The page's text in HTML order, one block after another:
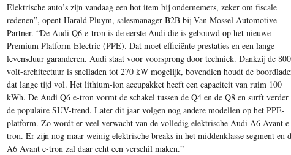
Elektrische auto’s zijn vandaag een hot item bij ondernemers, zeker om fiscale
redenen”, opent Harald Pluym, salesmanager B2B bij Van Mossel Automotive
Partner. “De Audi Q6 e-tron is de eerste Audi die is gebouwd op het nieuwe
Premium Platform Electric (PPE). Dat moet efficiënte prestaties en een lange
levensduur garanderen. Audi staat voor voorsprong door techniek. Dankzij de 800
volt-architectuur is snelladen tot 270 kW mogelijk, bovendien houdt de
dat lange tijd vol. Het lithium-ion accupakket heeft een capaciteit van ruim 100
kWh. De Audi Q6 e-tron vormt de schakel tussen de Q4 en de Q8 en surft verder
de populaire SUV-trend. Later dit jaar volgen nog andere modellen op het PPE-
platform. Zo wordt er veel verwacht van de volledig elektrische Audi A6 Avant
tron. Er zijn nog maar weinig elektrische breaks in het middenklasse segment en
A6 Avant e-tron zal daar echt een verschil maken.”